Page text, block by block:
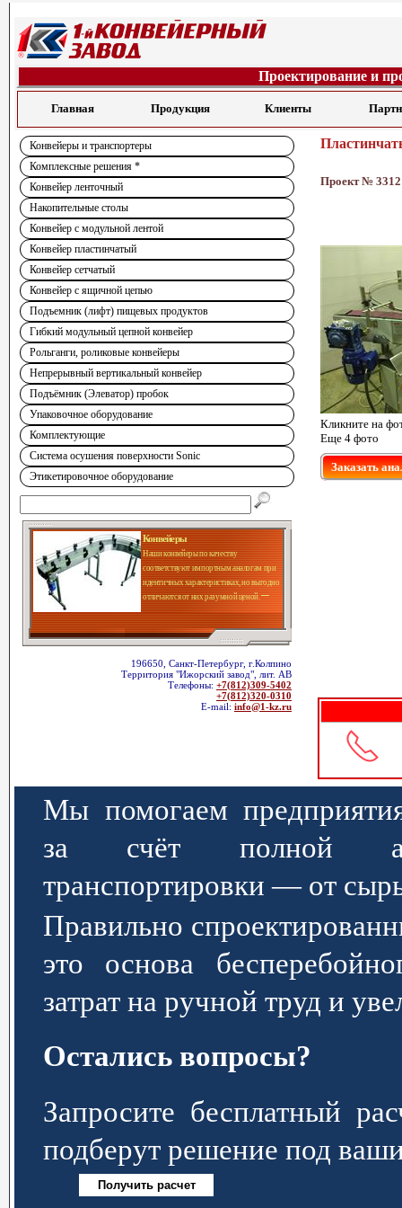
Проектирование и
Главная Продукция Клиенты
Конвейеры и транспортеры
Комплексные решения *
Конвейер ленточный
Накопительные столы
Конвейер с модульной лентой
Конвейер пластинчатый
Конвейер сетчатый
Конвейер с ящичной цепью
Подъемник (лифт) пищевых продуктов
Гибкий модульный цепной конвейер
Рольганги, роликовые конвейеры
Непрерывный вертикальный конвейер
Подъёмник (Элеватор) пробок
Упаковочное оборудование
Комплектующие
Система осушения поверхности Sonic
Этикетировочное оборудование
Конвейеры
Наши конвейеры по качеству
соответствуют импортным аналогам при
идентичных характеристиках, но выгодно
отличаются от них разумной ценой.
196650, Санкт-Петербург, г.Колпино
Территория "Ижорский завод", лит. АВ
Телефоны: +7(812)309-5402
+7(812)320-0310
E-mail: info@1-kz.ru
Проект № 3312
Кликните на
Еще 4 фото
Заказать
Мы помогаем
за счёт полной
транспортировки — от
Правильно
это основа
затрат на ручной труд и
Остались вопросы?
Запросите бесплатный
подберут решение под